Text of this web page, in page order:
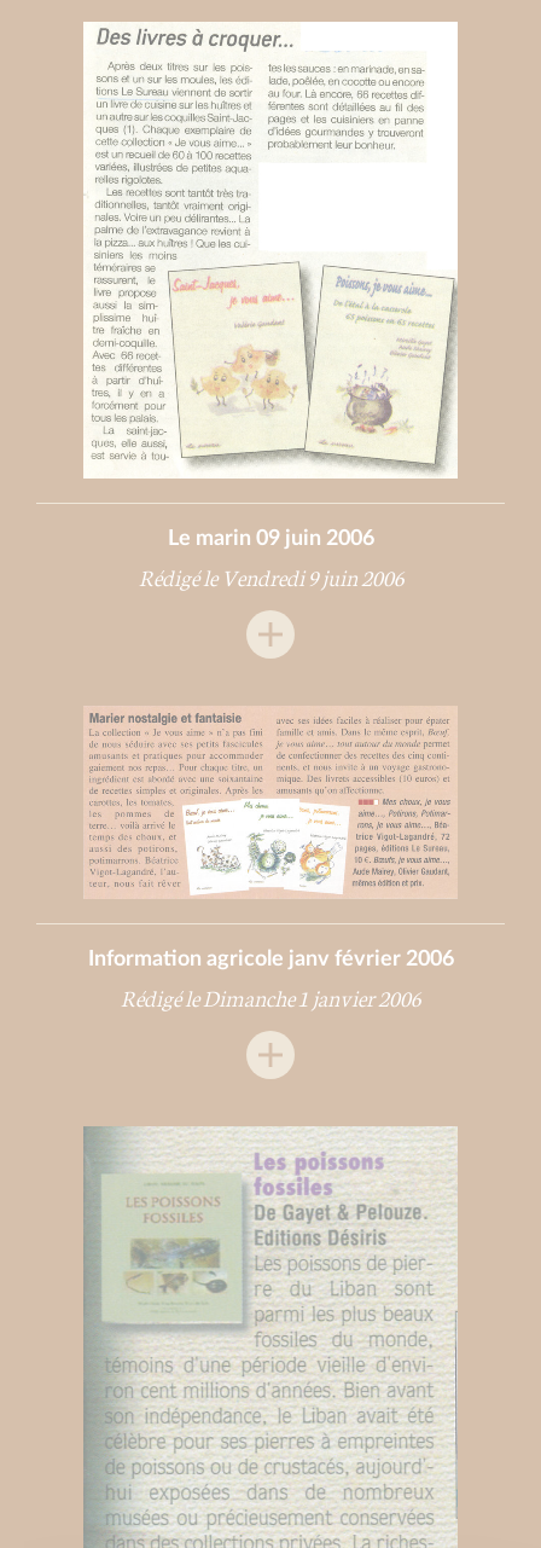
Le marin 09 juin 2006
Rédigé le Vendredi 9 juin 2006
Information agricole janv février 2006
Rédigé le Dimanche 1 janvier 2006